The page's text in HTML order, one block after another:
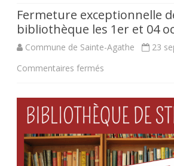
Fermeture exceptionnelle
bibliothèque les 1er et 04
Commune de Sainte-Agathe
23
Commentaires fermés
exceptionnelle
de
la